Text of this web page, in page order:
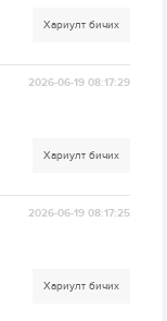
Хариулт бичих
2026-06-19 08:17:29
Хариулт бичих
2026-06-19 08:17:25
Хариулт бичих